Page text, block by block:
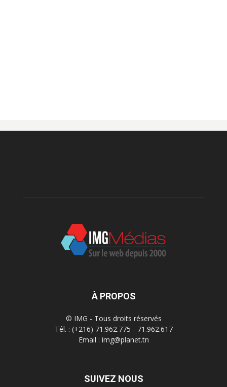
À PROPOS
© IMG - Tous droits réservés
Tél. : (+216) 71.962.775 - 71.962.617
Email : img@planet.tn
SUIVEZ NOUS